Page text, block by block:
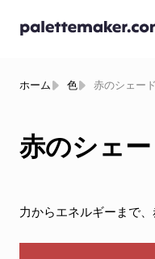
ホーム 色 赤のシェード
赤のシェ
力からエネルギーまで